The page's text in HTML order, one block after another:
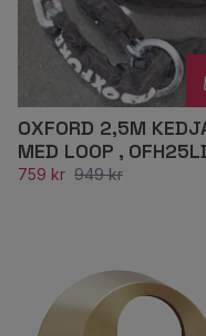
OXFORD 2,5M
MED LOOP ,
759 kr 949 kr